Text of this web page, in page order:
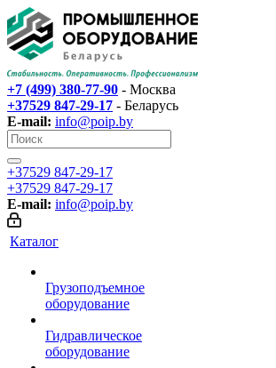
+7 (499) 380-77-90 - Москва
+37529 847-29-17‬ - Беларусь
E-mail: info@poip.by
+37529 847-29-17‬
+37529 847-29-17‬
E-mail: info@poip.by
Каталог
Грузоподъемное
оборудование
Гидравлическое
оборудование